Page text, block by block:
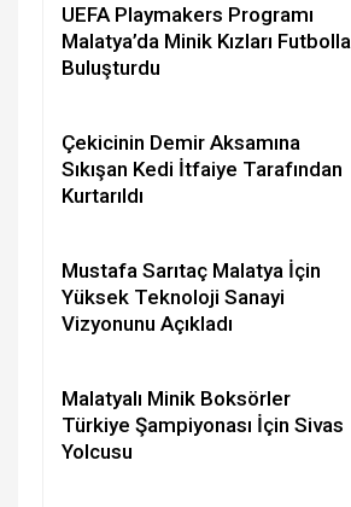
UEFA Playmakers Programı
Malatya’da Minik Kızları Futbolla
Buluşturdu
Çekicinin Demir Aksamına
Sıkışan Kedi İtfaiye Tarafından
Kurtarıldı
Mustafa Sarıtaç Malatya İçin
Yüksek Teknoloji Sanayi
Vizyonunu Açıkladı
Malatyalı Minik Boksörler
Türkiye Şampiyonası İçin Sivas
Yolcusu